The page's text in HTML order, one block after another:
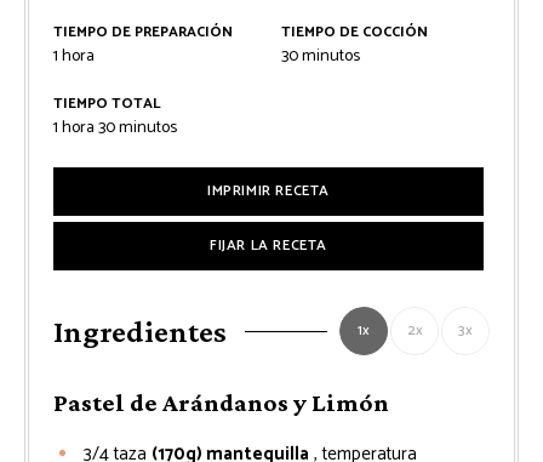
TIEMPO DE PREPARACIÓN
1hora
hora
TIEMPO DE COCCIÓN
30minutos
minutos
TIEMPO TOTAL
1hora
hora30minutos
minutos
IMPRIMIR RECETA
FIJAR LA RECETA
Ingredientes 1x 2x 3x
Pastel de Arándanos y Limón
3/4taza (170g) mantequilla , temperatura